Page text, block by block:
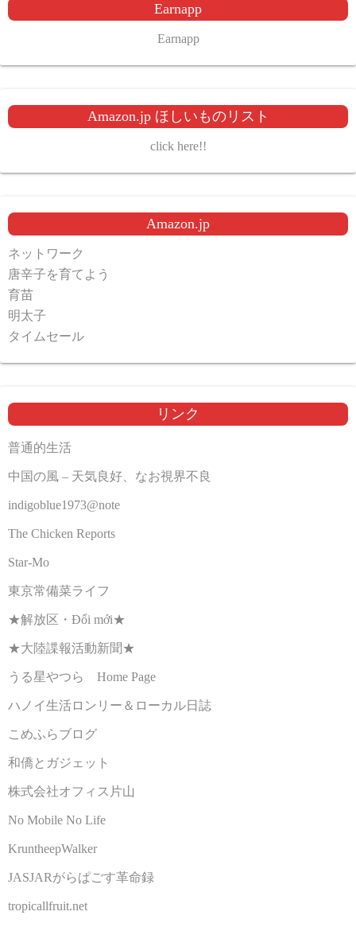
Earnapp
Earnapp
Amazon.jp ほしいものリスト
click here!!
Amazon.jp
ネットワーク
唐辛子を育てよう
育苗
明太子
タイムセール
リンク
普通的生活
中国の風 – 天気良好、なお視界不良
indigoblue1973@note
The Chicken Reports
Star-Mo
東京常備菜ライフ
★解放区・Đổi mới★
★大陸諜報活動新聞★
うる星やつら Home Page
ハノイ生活ロンリー＆ローカル日誌
こめふらブログ
和僑とガジェット
株式会社オフィス片山
No Mobile No Life
KruntheepWalker
JASJARがらぱごす革命録
tropicallfruit.net